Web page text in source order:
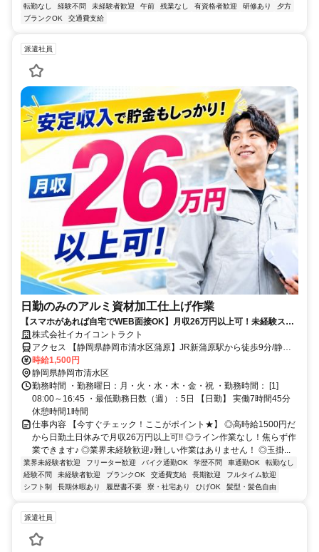
転勤なし 経験不問 未経験者歓迎 午前 残業なし 有資格者歓迎 研修あり
夕方
ブランクOK
交通費支給
派遣社員
日勤のみのアルミ資材加工仕上げ作業
【スマホがあれば自宅でWEB面接OK】月収26万円以上可！未経験スタ
ート◎資格取得支援でスキルUPできる★
株式会社イカイコントラクト
アクセス 【静岡県静岡市清水区蒲原】JR新蒲原駅から徒歩9分/静岡
市立蒲原中学校から徒歩約5分
時給1,500円
静岡県静岡市清水区
勤務時間 ・勤務曜日：月・火・水・木・金・祝 ・勤務時間： [1]
08:00～16:45 ・最低勤務日数（週）：5日 【日勤】 実働7時間45分
休憩時間1時間
仕事内容 【今すぐチェック！ここがポイント★】 ◎高時給1500円だ
から日勤土日休みで月収26万円以上可!! ◎ライン作業なし！焦らず作
業できます♪ ◎業界未経験歓迎♪難しい作業はありません！ ◎玉掛...
業界未経験者歓迎 フリーター歓迎 バイク通勤OK 学歴不問 車通勤OK
転勤なし
経験不問
未経験者歓迎 ブランクOK 交通費支給 長期歓迎
フルタイム歓迎
シフト制
長期休暇あり 履歴書不要 寮・社宅あり ひげOK 髪型・髪色自由
派遣社員